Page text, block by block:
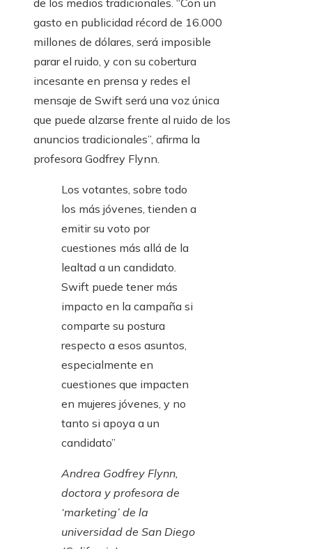
de los medios tradicionales. “Con un
gasto en publicidad récord de 16.000
millones de dólares, será imposible
parar el ruido, y con su cobertura
incesante en prensa y redes el
mensaje de Swift será una voz única
que puede alzarse frente al ruido de los
anuncios tradicionales”, afirma la
profesora Godfrey Flynn.
Los votantes, sobre todo
los más jóvenes, tienden a
emitir su voto por
cuestiones más allá de la
lealtad a un candidato.
Swift puede tener más
impacto en la campaña si
comparte su postura
respecto a esos asuntos,
especialmente en
cuestiones que impacten
en mujeres jóvenes, y no
tanto si apoya a un
candidato”
Andrea Godfrey Flynn,
doctora y profesora de
‘marketing’ de la
universidad de San Diego